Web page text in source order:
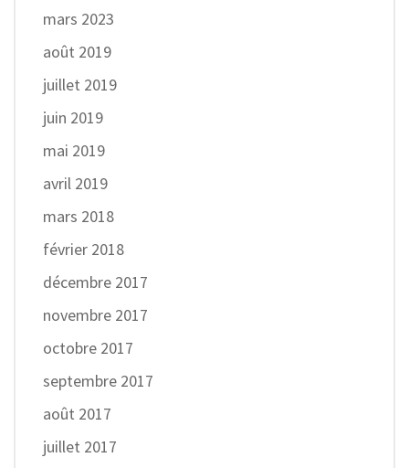
mars 2023
août 2019
juillet 2019
juin 2019
mai 2019
avril 2019
mars 2018
février 2018
décembre 2017
novembre 2017
octobre 2017
septembre 2017
août 2017
juillet 2017